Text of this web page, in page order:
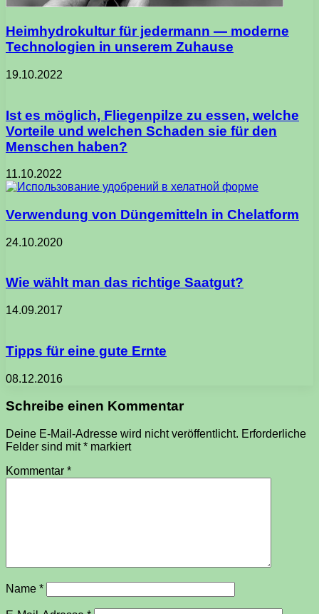
Heimhydrokultur für jedermann — moderne
Technologien in unserem Zuhause
19.10.2022
Ist es möglich, Fliegenpilze zu essen, welche
Vorteile und welchen Schaden sie für den
Menschen haben?
11.10.2022
Verwendung von Düngemitteln in Chelatform
24.10.2020
Wie wählt man das richtige Saatgut?
14.09.2017
Tipps für eine gute Ernte
08.12.2016
Schreibe einen Kommentar
Deine E-Mail-Adresse wird nicht veröffentlicht. Erforderliche
Felder sind mit* markiert
Kommentar *
Name *